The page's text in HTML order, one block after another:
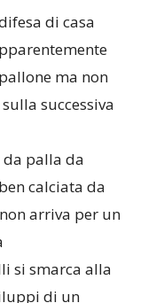
ma non
successiva
palla da
calciata da
arriva per un
si smarca alla
di un
ma è